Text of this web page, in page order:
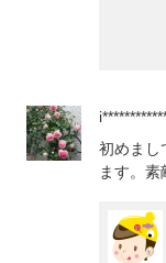
初めまし
ます。素